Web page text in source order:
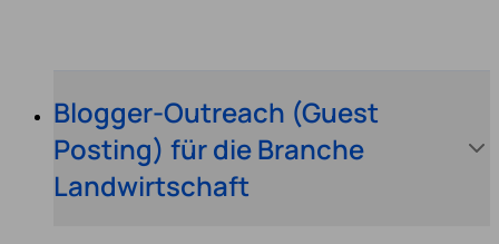
Blogger-Outreach (Guest
Posting) für die Branche
Landwirtschaft